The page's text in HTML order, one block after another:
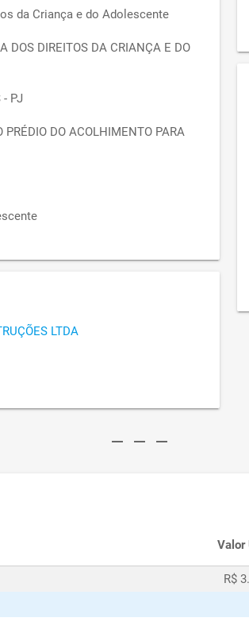
da Criança e do Adolescente
DOS DIREITOS DA CRIANÇA E DO
- PJ
DO ACOLHIMENTO PARA
LTDA
remove remove remove
Valor
R$